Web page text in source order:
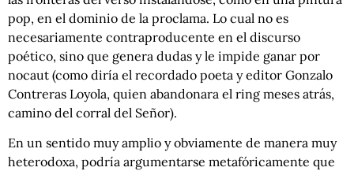
pop, en el dominio de la proclama. Lo cual no es
necesariamente contraproducente en el discurso
poético, sino que genera dudas y le impide ganar por
nocaut (como diría el recordado poeta y editor Gonzalo
Contreras Loyola, quien abandonara el ring meses atrás,
camino del corral del Señor).
En un sentido muy amplio y obviamente de manera muy
heterodoxa, podría argumentarse metafóricamente que